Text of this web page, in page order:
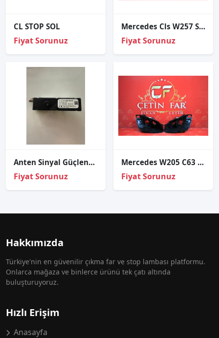
CL STOP SOL
Fiyat Sorunuz
Mercedes Cls W257 Sağ Sol Far Kasasi Sıfır 2018
Fiyat Sorunuz
Anten Sinyal Güçlendirici Mercedes-Benz E Serisi W213 A2139056600
Fiyat Sorunuz
Mercedes W205 C63 Ful Led Sağ Sol Far Kasasi 2020-2021
Fiyat Sorunuz
Hakkımızda
Türkiye'nin en güvenilir çıkma far ve stop lambası platformu.
Onlarca mağaza ve binlerce ürünü tek çatı altında
buluşturuyoruz.
Hızlı Erişim
Anasayfa